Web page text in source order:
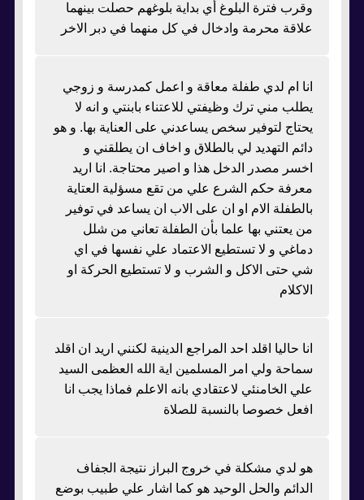
وقرب فترة البلوغ أي بداية بلوغهم حصلت بينهما
علاقة محرمة وادخال في كل منهما في دبر الاخر
انا ام لدي طفلة معاقة و اعمل كمدرسة و زوجي
يطلب مني ترك وظيفتي للاعتناء بابنتي و انه لا
يحتاج لتوفير سخص يساعدني على العناية بها. و هو
دائم التهديد لي بالطلاق و اخاف ان يطلقني و
اخسر مصدر الدخل هذا و اصير محتاجة. انا اريد
معرفة حكم الشرع علي من تقع مسؤلية العتاية
بالطفلة الام او ان على الاب ان يساعد في توفير
من يعتني بها علما بأن الطفلة تعاني من شلل
دماغي و لا تستطيع الاعتماد علي نفسها في اي
شي حتى الاكل و الشرب و لا تستطيع الحركة او
الاكلام
انا حاليا اقلد احد المراجع الدينية لكنني اريد ان اقلد
سماحة ولي امر المسلمين اية الله العظمى السيد
علي الخامنئي لاعتقادي بانه الاعلم فماذا يجب انا
افعل خصوصا بالنسبة للصلاة
هو لدي مشكلة في خروج البراز نتيجة الجفاف
الدائم والحل الوحيد هو كما اشار علي طبيب بوضع